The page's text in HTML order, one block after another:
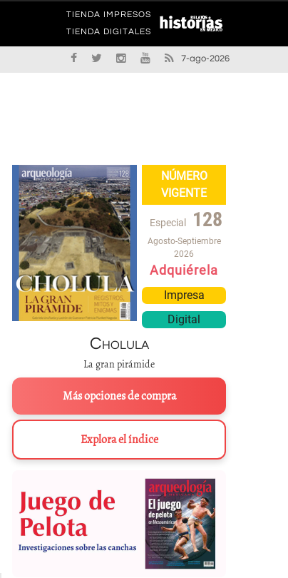
TIENDA IMPRESOS
TIENDA DIGITALES
7-ago-2026
Códice de Dresde
NÚMERO
VIGENTE
Especial 128
Agosto-Septiembre
2026
Adquiérela
Impresa
Digital
Cholula
La gran pirámide
Más opciones de compra
Explora el índice